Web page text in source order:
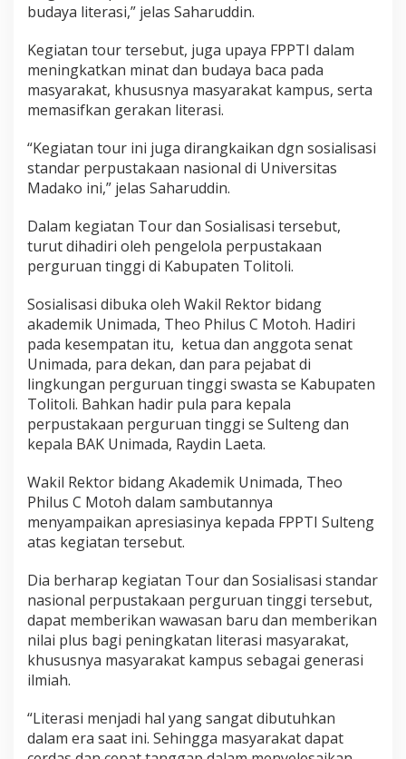
budaya literasi,” jelas Saharuddin.
Kegiatan tour tersebut, juga upaya FPPTI dalam
meningkatkan minat dan budaya baca pada
masyarakat, khususnya masyarakat kampus, serta
memasifkan gerakan literasi.
“Kegiatan tour ini juga dirangkaikan dgn sosialisasi
standar perpustakaan nasional di Universitas
Madako ini,” jelas Saharuddin.
Dalam kegiatan Tour dan Sosialisasi tersebut,
turut dihadiri oleh pengelola perpustakaan
perguruan tinggi di Kabupaten Tolitoli.
Sosialisasi dibuka oleh Wakil Rektor bidang
akademik Unimada, Theo Philus C Motoh. Hadiri
pada kesempatan itu, ketua dan anggota senat
Unimada, para dekan, dan para pejabat di
lingkungan perguruan tinggi swasta se Kabupaten
Tolitoli. Bahkan hadir pula para kepala
perpustakaan perguruan tinggi se Sulteng dan
kepala BAK Unimada, Raydin Laeta.
Wakil Rektor bidang Akademik Unimada, Theo
Philus C Motoh dalam sambutannya
menyampaikan apresiasinya kepada FPPTI Sulteng
atas kegiatan tersebut.
Dia berharap kegiatan Tour dan Sosialisasi standar
nasional perpustakaan perguruan tinggi tersebut,
dapat memberikan wawasan baru dan memberikan
nilai plus bagi peningkatan literasi masyarakat,
khususnya masyarakat kampus sebagai generasi
ilmiah.
“Literasi menjadi hal yang sangat dibutuhkan
dalam era saat ini. Sehingga masyarakat dapat